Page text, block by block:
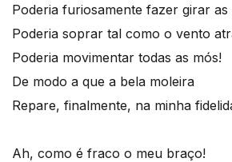
Poderia furiosamente fazer girar as
Poderia soprar tal como o vento
Poderia movimentar todas as mós!
De modo a que a bela moleira
Repare, finalmente, na minha
Ah, como é fraco o meu braço!